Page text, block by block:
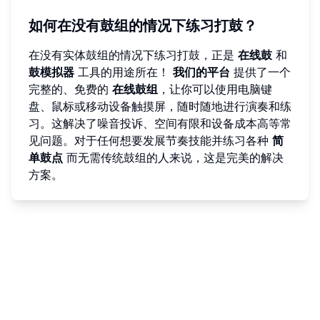
如何在没有鼓组的情况下练习打鼓？
在没有实体鼓组的情况下练习打鼓，正是 在线鼓 和
鼓模拟器 工具的用途所在！ 我们的平台 提供了一个
完整的、免费的 在线鼓组 ，让你可以使用电脑键
盘、鼠标或移动设备触摸屏，随时随地进行演奏和练
习。这解决了噪音投诉、空间有限和设备成本高等常
见问题。对于任何想要发展节奏技能并练习各种 简
单鼓点 而无需传统鼓组的人来说，这是完美的解决
方案。